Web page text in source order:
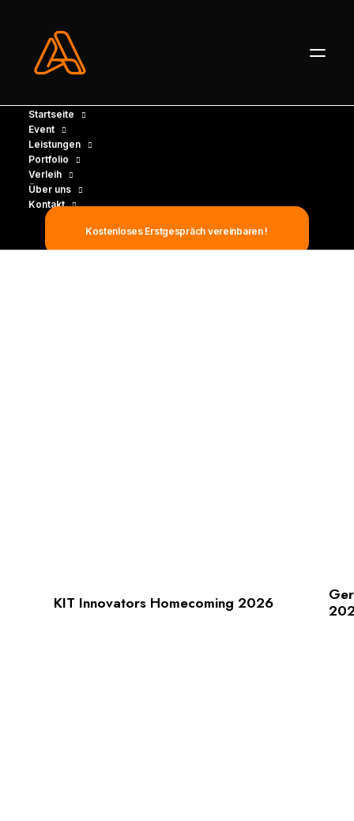
Startseite
Event
Leistungen
Portfolio
Verleih
Über uns
Kontakt
Kostenloses Erstgespräch vereinbaren !
KIT Innovators Homecoming 2026